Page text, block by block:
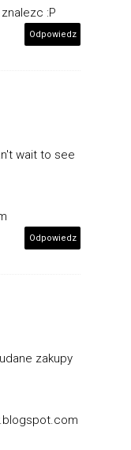
:P
Odpowiedz
wait to see
Odpowiedz
zakupy